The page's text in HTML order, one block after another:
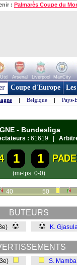
: Palmarès Coupe du
Arsenal Liverpool ManCity
Coupe d'Europe
| Belgique | Pays-
- Bundesliga
: 61619 |
1 1
(mi-tps: 0-0)
40 50
BUTEURS
K.
S. Mamba